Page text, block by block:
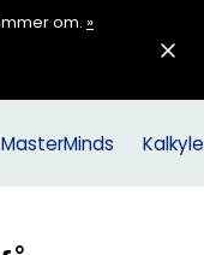
om. »
MasterMinds